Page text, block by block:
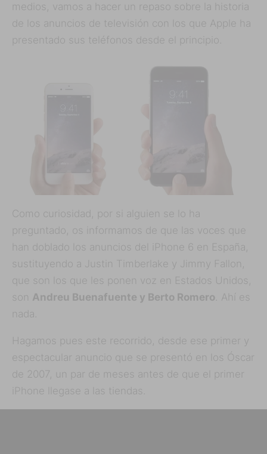
medios, vamos a hacer un repaso sobre la historia
de los anuncios de televisión con los que Apple ha
presentado sus teléfonos desde el principio.
Como curiosidad, por si alguien se lo ha
preguntado, os informamos de que las voces que
han doblado los anuncios del iPhone 6 en España,
sustituyendo a Justin Timberlake y Jimmy Fallon,
que son los que les ponen voz en Estados Unidos,
son Andreu Buenafuente y Berto Romero. Ahí es
nada.
Hagamos pues este recorrido, desde ese primer y
espectacular anuncio que se presentó en los Óscar
de 2007, un par de meses antes de que el primer
iPhone llegase a las tiendas.